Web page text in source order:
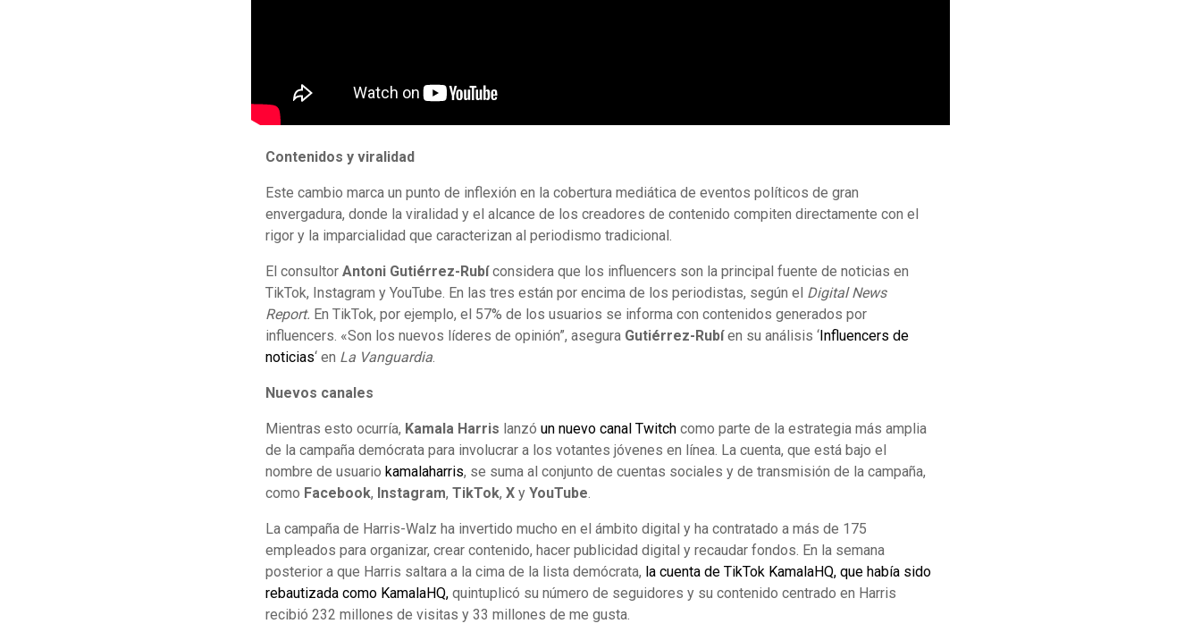
Contenidos y viralidad
Este cambio marca un punto de inflexión en la cobertura mediática de eventos políticos de gran
envergadura, donde la viralidad y el alcance de los creadores de contenido compiten directamente con el
rigor y la imparcialidad que caracterizan al periodismo tradicional.
El consultor Antoni Gutiérrez-Rubíconsidera que los influencers son la principal fuente de noticias en
TikTok, Instagram y YouTube. En las tres están por encima de los periodistas, según el Digital News
Report. En TikTok, por ejemplo, el 57% de los usuarios se informa con contenidos generados por
influencers. «Son los nuevos líderes de opinión”, asegura Gutiérrez-Rubíen su análisis ‘Influencers de
noticias‘ en La Vanguardia.
Nuevos canales
Mientras esto ocurría, Kamala Harris lanzó un nuevo canal Twitch como parte de la estrategia más amplia
de la campaña demócrata para involucrar a los votantes jóvenes en línea. La cuenta, que está bajo el
nombre de usuario kamalaharris, se suma al conjunto de cuentas sociales y de transmisión de la campaña,
como Facebook, Instagram, TikTok, X y YouTube.
La campaña de Harris-Walz ha invertido mucho en el ámbito digital y ha contratado a más de 175
empleados para organizar, crear contenido, hacer publicidad digital y recaudar fondos. En la semana
posterior a que Harris saltara a la cima de la lista demócrata, la cuenta de TikTok KamalaHQ, que había sido
rebautizada como KamalaHQ, quintuplicó su número de seguidores y su contenido centrado en Harris
recibió 232 millones de visitas y 33 millones de me gusta.